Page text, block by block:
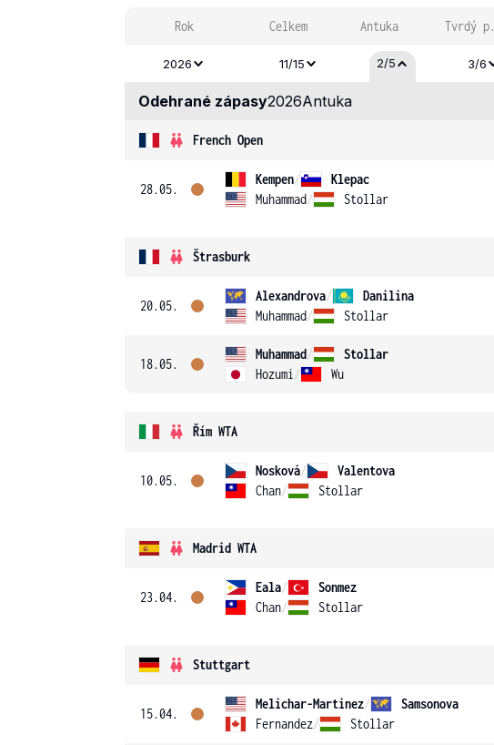
Rok Celkem Antuka Tvrdý p.
2026 11/15 2/5 3/6
Odehrané zápasy2026Antuka
French Open
28.05.
Kempen/
Klepac
Muhammad/ Stollar
Štrasburk
20.05.
Alexandrova/
Danilina
Muhammad/ Stollar
18.05.
Muhammad/
Stollar
Hozumi / Wu
Řím WTA
10.05.
Nosková/
Valentova
Chan/ Stollar
Madrid WTA
23.04.
Eala/
Sonmez
Chan/ Stollar
Stuttgart
15.04.
Melichar-Martinez/
Samsonova
Fernandez/ Stollar